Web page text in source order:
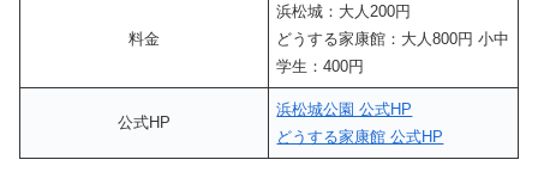
料金
浜松城：大人200円
どうする家康館：大人800円 小中
学生：400円
公式HP
浜松城公園 公式HP
どうする家康館 公式HP